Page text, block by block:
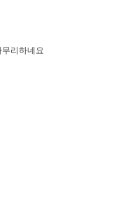
리하네요